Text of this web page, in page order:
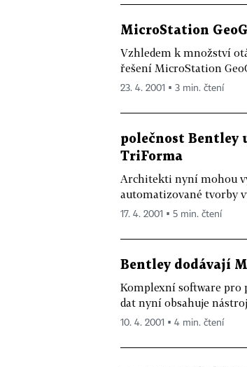
MicroStation
Vzhledem k množství
řešení MicroStation
23. 4. 2001 ▪ 3 min. čtení
polečnost
TriForma
Architekti nyní mohou
automatizované tvorby
17. 4. 2001 ▪ 5 min. čtení
Bentley dodávají
Komplexní software pro
dat nyní obsahuje
10. 4. 2001 ▪ 4 min. čtení